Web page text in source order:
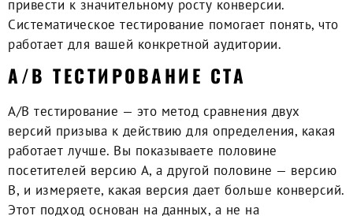
привести к значительному росту конверсии.
Систематическое тестирование помогает понять, что
работает для вашей конкретной аудитории.
A/B ТЕСТИРОВАНИЕ CTA
A/B тестирование — это метод сравнения двух
версий призыва к действию для определения, какая
работает лучше. Вы показываете половине
посетителей версию A, а другой половине — версию
B, и измеряете, какая версия дает больше конверсий.
Этот подход основан на данных, а не на